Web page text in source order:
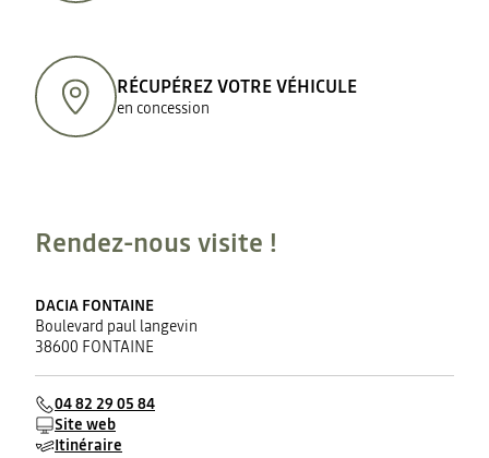
RÉCUPÉREZ VOTRE VÉHICULE
en concession
Rendez-nous visite !
DACIA FONTAINE
Boulevard paul langevin
38600 FONTAINE
04 82 29 05 84
Site web
Itinéraire